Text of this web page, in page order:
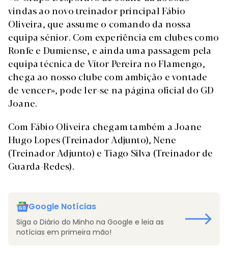
vindas ao novo treinador principal Fábio
Oliveira, que assume o comando da nossa
equipa sénior. Com experiência em clubes como
Ronfe e Dumiense, e ainda uma passagem pela
equipa técnica de Vítor Pereira no Flamengo,
chega ao nosso clube com ambição e vontade
de vencer», pode ler-se na página oficial do GD
Joane.
Com Fábio Oliveira chegam também a Joane
Hugo Lopes (Treinador Adjunto), Nene
(Treinador Adjunto) e Tiago Silva (Treinador de
Guarda-Redes).
Google Notícias
Siga o Diário do Minho na Google e leia as
notícias em primeira mão!